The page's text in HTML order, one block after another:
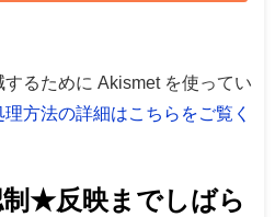
るために Akismet を使ってい
方法の詳細はこちらをご覧く
★反映までしばら